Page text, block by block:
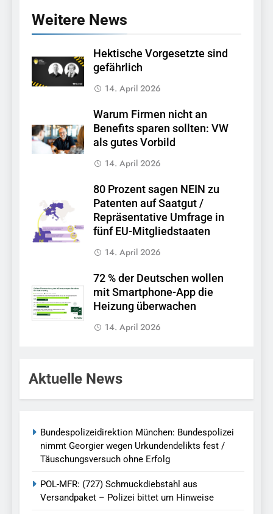
Weitere News
Hektische Vorgesetzte sind
gefährlich
14. April 2026
Warum Firmen nicht an
Benefits sparen sollten: VW
als gutes Vorbild
14. April 2026
80 Prozent sagen NEIN zu
Patenten auf Saatgut /
Repräsentative Umfrage in
fünf EU-Mitgliedstaaten
14. April 2026
72 % der Deutschen wollen
mit Smartphone-App die
Heizung überwachen
14. April 2026
Aktuelle News
Bundespolizeidirektion München: Bundespolizei
nimmt Georgier wegen Urkundendelikts fest /
Täuschungsversuch ohne Erfolg
POL-MFR: (727) Schmuckdiebstahl aus
Versandpaket – Polizei bittet um Hinweise